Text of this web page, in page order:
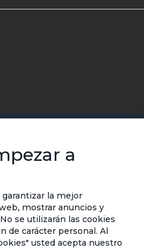
últimas colecciones,
SUSCRIBIRSE
a
la mejor
mostrar anuncios y
se utilizarán las cookies
de carácter personal. Al
usted acepta nuestro